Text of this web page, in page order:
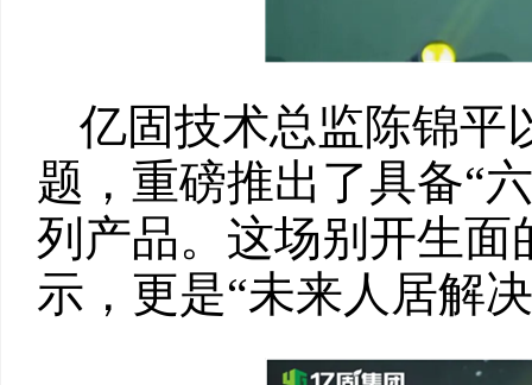
亿固技术总监陈锦平
题，重磅推出了具备“
列产品。这场别开生
示，更是“未来人居解